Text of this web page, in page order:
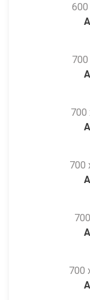
600
700
700
700